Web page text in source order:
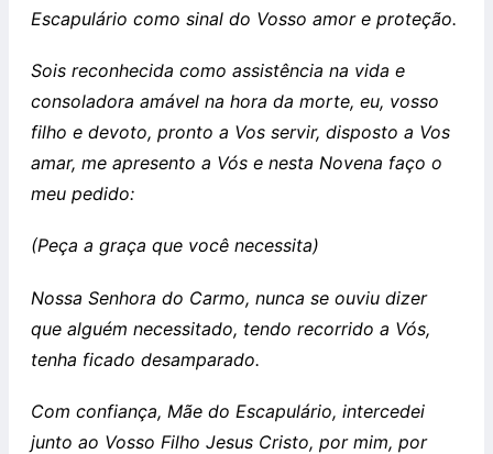
Escapulário como sinal do Vosso amor e proteção.
Sois reconhecida como assistência na vida e
consoladora amável na hora da morte, eu, vosso
filho e devoto, pronto a Vos servir, disposto a Vos
amar, me apresento a Vós e nesta Novena faço o
meu pedido:
(Peça a graça que você necessita)
Nossa Senhora do Carmo, nunca se ouviu dizer
que alguém necessitado, tendo recorrido a Vós,
tenha ficado desamparado.
Com confiança, Mãe do Escapulário, intercedei
junto ao Vosso Filho Jesus Cristo, por mim, por